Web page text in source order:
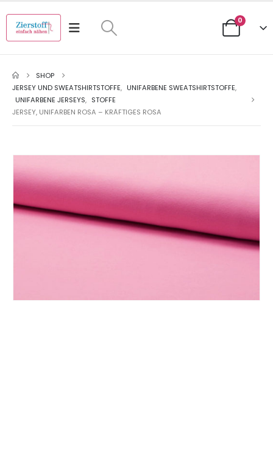
0
SHOP
JERSEY UND SWEATSHIRTSTOFFE, UNIFARBENE SWEATSHIRTSTOFFE,
UNIFARBENE JERSEYS, STOFFE
JERSEY, UNIFARBEN ROSA – KRÄFTIGES ROSA